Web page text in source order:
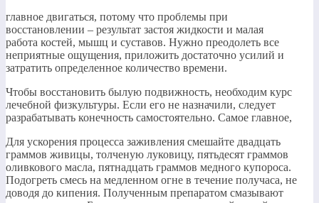
​главное двигаться, потому что проблемы при
восстановлении – результат застоя жидкости и малая
работа костей, мышц и суставов. Нужно преодолеть все
неприятные ощущения, приложить достаточно усилий и
затратить определенное количество времени.​
​Чтобы восстановить былую подвижность, необходим курс
лечебной физкультуры. Если его не назначили, следует
разрабатывать конечность самостоятельно. Самое главное,​
​Для ускорения процесса заживления смешайте двадцать
граммов живицы, толченую луковицу, пятьдесят граммов
оливкового масла, пятнадцать граммов медного купороса.
Подогреть смесь на медленном огне в течение получаса, не
доводя до кипения. Полученным препаратом смазывают